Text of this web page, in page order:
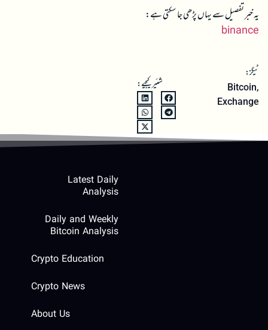
یہ خبر تفصیل سے یہاں پڑھی جا سکتی ہے:
binance
ٹیگز:
Bitcoin,
Exchange
شئیر کیجیے:
Latest Daily
Analysis
Daily and Weekly
Bitcoin Analysis
Crypto Education
Crypto News
About Us